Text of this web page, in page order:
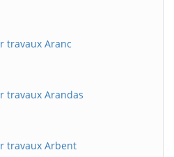
travaux Aranc
travaux Arandas
travaux Arbent